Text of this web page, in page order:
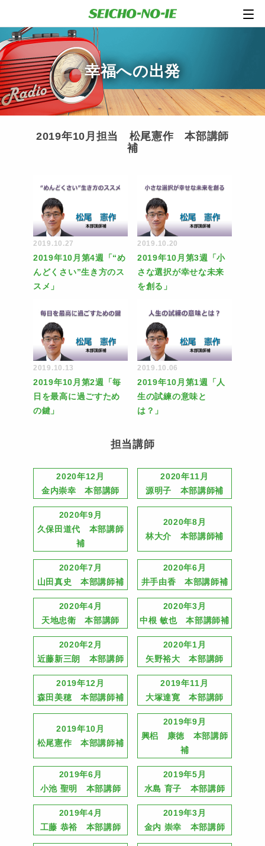
幸福への出発
2019年10月担当 松尾憲作 本部講師
補
2019.10.27
2019年10月第4週「“め
んどくさい”生き方のス
スメ」
2019.10.20
2019年10月第3週「小
さな選択が幸せな未来
を創る」
2019.10.13
2019年10月第2週「毎
日を最高に過ごすため
の鍵」
2019.10.06
2019年10月第1週「人
生の試練の意味と
は？」
担当講師
2020年12月
金内崇幸 本部講師
2020年11月
源明子 本部講師補
2020年9月
久保田道代 本部講師
補
2020年8月
林大介 本部講師補
2020年7月
山田真史 本部講師補
2020年6月
井手由香 本部講師補
2020年4月
天地忠衛 本部講師
2020年3月
中根 敏也 本部講師補
2020年2月
近藤新三朗 本部講師
2020年1月
矢野裕大 本部講師
2019年12月
森田美穂 本部講師補
2019年11月
大塚達寛 本部講師
2019年10月
松尾憲作 本部講師補
2019年9月
興梠 康徳 本部講師
補
2019年6月
小池 聖明 本部講師
2019年5月
水島 育子 本部講師
2019年4月
工藤 恭裕 本部講師
2019年3月
金内 崇幸 本部講師